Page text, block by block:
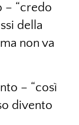
– “credo
della
non va
– “così
divento